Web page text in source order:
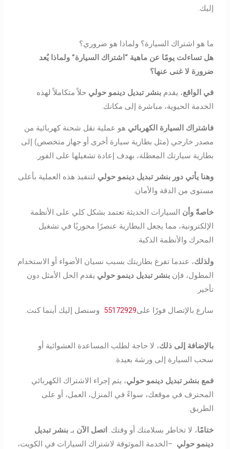
إليك.
ما هو اشتراك السيارة؟ ولماذا هو ضروري؟
هل تساءلت يومًا عن ماهية “اشتراك السيارة” ولماذا يُعد
ضرورة لا غنى عنها؟
في الواقع، يقدمبنشر تبديل دينمو حولي حلاً متكاملاً لهذه
الخدمة الحيوية، مباشرة إلى مكانك.
فاشتراك السيارة الكهربائي هو عملية نقل شحنة كهربائية من
مصدر خارجي (مثل بطارية سيارة أخرى أو جهاز متخصص) إلى
بطارية سيارتك المعطلة، بهدف إعادة تشغيلها على الفور.
وهنا يأتي دور بنشر تبديل دينمو حولي لتنفيذ هذه العملية بأعلى
مستوى من الدقة والأمان.
خاصةً وأن السيارات الحديثة تعتمد بشكل كلي على الأنظمة
الإلكترونية، مما يجعل البطارية عنصرًا محوريًا في تشغيل
المحرك والأنظمة الذكية.
ولذلك، عندما تفرغ بطاريتك بسبب نسيان الأضواء أو الاستخدام
المطول، فإنبنشر تبديل دينمو حولي يقدم الحل الأمثل دون
تأخير.
سارع بالإتصال فورًا على55172929 وسنصل إليك أينما كنت.
بالإضافة إلى ذلك، لا حاجة لطلب المساعدة العشوائية أو
سحب السيارة إلى ورشة بعيدة.
فمع بنشر تبديل دينمو حولي، يتم إجراء الاشتراك الكهربائي
المحترف في موقعك، سواءً في المنزل، العمل، أو على
الطريق.
ختامًا، لا تخاطر بسلامتك أو وقتك. اتصل الآن بـبنشر تبديل
دينمو حولي –الخدمة الموثوقة لاشتراك السيارات في الكويت،